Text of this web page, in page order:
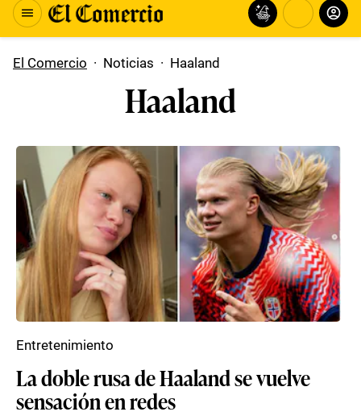
El Comercio · Noticias · Haaland
Haaland
La doble rusa de Haaland se vuelve
sensación en redes
Entretenimiento